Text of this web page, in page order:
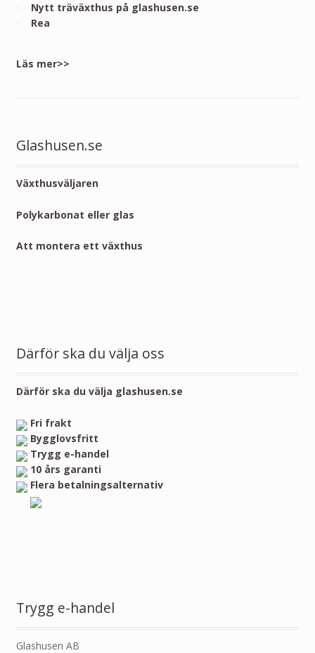
Nytt träväxthus på glashusen.se
Rea
Läs mer>>
Glashusen.se
Växthusväljaren
Polykarbonat eller glas
Att montera ett växthus
Därför ska du välja oss
Därför ska du välja glashusen.se
Fri frakt
Bygglovsfritt
Trygg e-handel
10 års garanti
Flera betalningsalternativ
Trygg e-handel
Glashusen AB